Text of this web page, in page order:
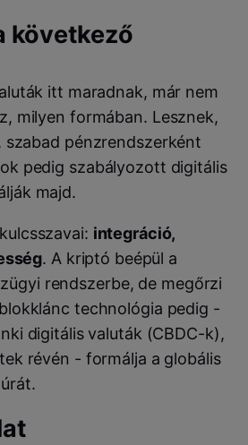
következő
itt maradnak, már nem
milyen formában. Lesznek,
pénzrendszerként
pedig szabályozott digitális
majd.
integráció,
. A kriptó beépül a
rendszerbe, de megőrzi
technológia pedig -
digitális valuták (CBDC-k),
révén - formálja a globális